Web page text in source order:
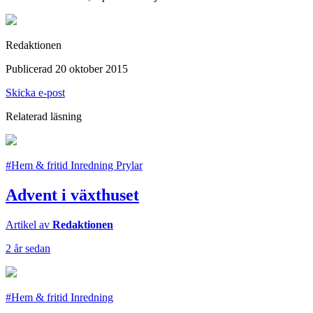
Redaktionen
Publicerad 20 oktober 2015
Skicka e-post
Relaterad läsning
#Hem & fritid Inredning Prylar
Advent i växthuset
Artikel av Redaktionen
2 år sedan
#Hem & fritid Inredning